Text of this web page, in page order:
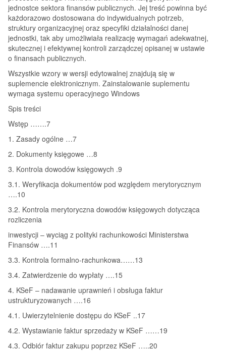
jednostce sektora finansów publicznych. Jej treść powinna być
każdorazowo dostosowana do indywidualnych potrzeb,
struktury organizacyjnej oraz specyfiki działalności danej
jednostki, tak aby umożliwiała realizację wymagań adekwatnej,
skutecznej i efektywnej kontroli zarządczej opisanej w ustawie
o finansach publicznych.
Wszystkie wzory w wersji edytowalnej znajdują się w
suplemencie elektronicznym. Zainstalowanie suplementu
wymaga systemu operacyjnego Windows
Spis treści
Wstęp …….7
1. Zasady ogólne …7
2. Dokumenty księgowe …8
3. Kontrola dowodów księgowych .9
3.1. Weryfikacja dokumentów pod względem merytorycznym
….10
3.2. Kontrola merytoryczna dowodów księgowych dotycząca
rozliczenia
inwestycji – wyciąg z polityki rachunkowości Ministerstwa
Finansów ….11
3.3. Kontrola formalno-rachunkowa……13
3.4. Zatwierdzenie do wypłaty ….15
4. KSeF – nadawanie uprawnień i obsługa faktur
ustrukturyzowanych ….16
4.1. Uwierzytelnienie dostępu do KSeF ..17
4.2. Wystawianie faktur sprzedaży w KSeF ……19
4.3. Odbiór faktur zakupu poprzez KSeF …..20